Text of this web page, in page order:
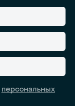
персональных